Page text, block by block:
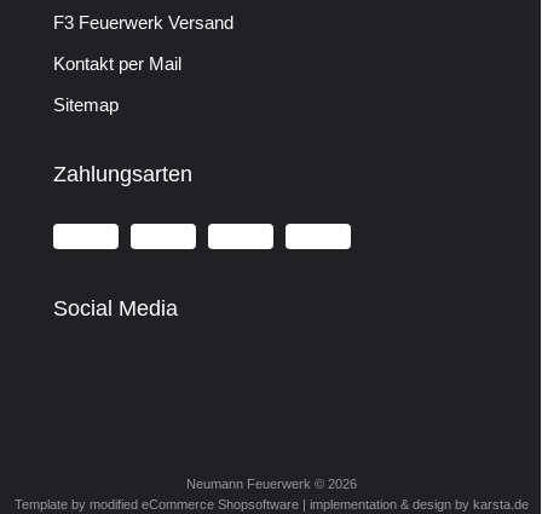
F3 Feuerwerk Versand
Kontakt per Mail
Sitemap
Zahlungsarten
Social Media
Neumann Feuerwerk © 2026
Template by modified eCommerce Shopsoftware | implementation & design by karsta.de